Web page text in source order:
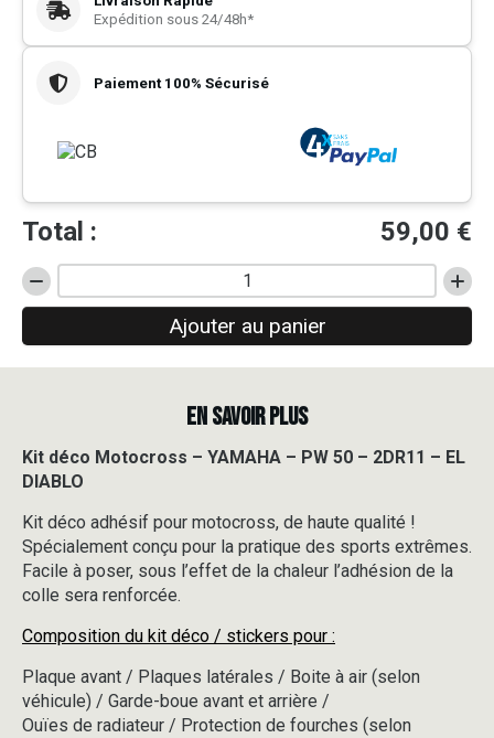
Expédition sous 24/48h*
Paiement 100% Sécurisé
Total : 59,00 €
quantité
de
Motocross
PW
50
2DR11
-
EL
DIABLO
Ajouter au panier
EN SAVOIR PLUS
Kit déco Motocross – YAMAHA – PW 50 – 2DR11 – EL
DIABLO
Kit déco adhésif pour motocross, de haute qualité !
Spécialement conçu pour la pratique des sports extrêmes.
Facile à poser, sous l’effet de la chaleur l’adhésion de la
colle sera renforcée.
Composition du kit déco / stickers pour :
Plaque avant / Plaques latérales / Boite à air (selon
véhicule) / Garde-boue avant et arrière /
Ouïes de radiateur / Protection de fourches (selon